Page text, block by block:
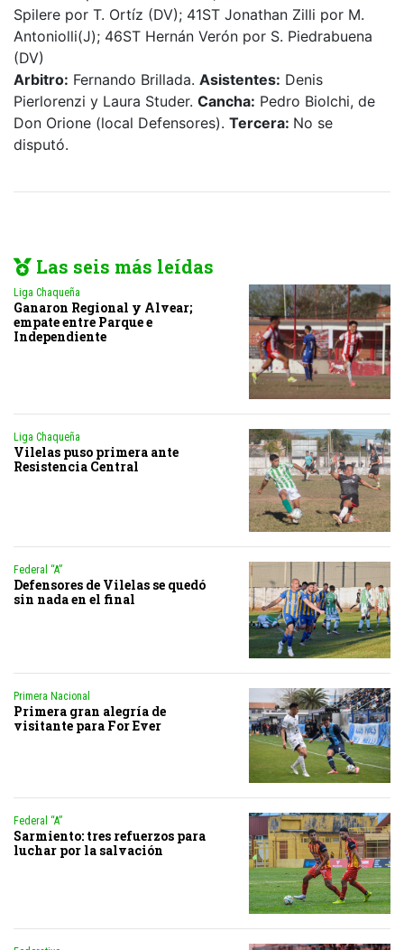
Spilere por T. Ortíz (DV); 41ST Jonathan Zilli por M.
Antoniolli(J); 46ST Hernán Verón por S. Piedrabuena
(DV)
Arbitro: Fernando Brillada. Asistentes: Denis
Pierlorenzi y Laura Studer. Cancha: Pedro Biolchi, de
Don Orione (local Defensores). Tercera: No se
disputó.
Las seis más leídas
Liga Chaqueña
Ganaron Regional y Alvear;
empate entre Parque e
Independiente
Liga Chaqueña
Vilelas puso primera ante
Resistencia Central
Federal “A”
Defensores de Vilelas se quedó
sin nada en el final
Primera Nacional
Primera gran alegría de
visitante para For Ever
Federal “A”
Sarmiento: tres refuerzos para
luchar por la salvación